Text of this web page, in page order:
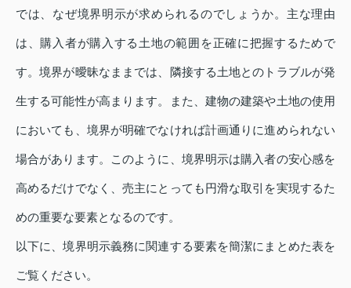
では、なぜ境界明示が求められるのでしょうか。主な理由
は、購入者が購入する土地の範囲を正確に把握するためで
す。境界が曖昧なままでは、隣接する土地とのトラブルが発
生する可能性が高まります。また、建物の建築や土地の使用
においても、境界が明確でなければ計画通りに進められない
場合があります。このように、境界明示は購入者の安心感を
高めるだけでなく、売主にとっても円滑な取引を実現するた
めの重要な要素となるのです。
以下に、境界明示義務に関連する要素を簡潔にまとめた表を
ご覧ください。